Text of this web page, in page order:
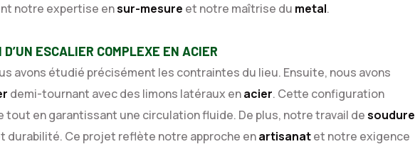
notre expertise ensur-mesure et notre maîtrise du metal.
D’UN ESCALIER COMPLEXE EN ACIER
avons étudié précisément les contraintes du lieu. Ensuite, nous avons
demi-tournant avec des limons latéraux enacier. Cette configuration
tout en garantissant une circulation fluide. De plus, notre travail desoudure
durabilité. Ce projet reflète notre approche enartisanatet notre exigence